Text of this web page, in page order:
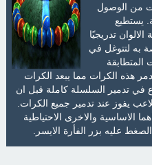
من الوصول
يستطيع
تدريجيًا
به لتتوغل في
هذه الكرات مما يبعد الكرات
في تدمير السلسلة كاملة قبل ان
يفوز عند تدمير جميع الكرات.
الاساسية والاخرى الاحتياطية
عليه بزر الفأرة الايسر.